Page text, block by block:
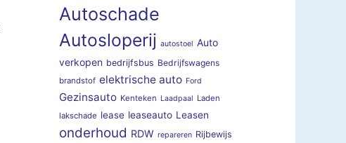
Autoschade
Autosloperij autostoel Auto
verkopen bedrijfsbus Bedrijfswagens
brandstof elektrische auto Ford
Gezinsauto Kenteken Laadpaal Laden
lakschade lease leaseauto Leasen
onderhoud RDW repareren Rijbewijs